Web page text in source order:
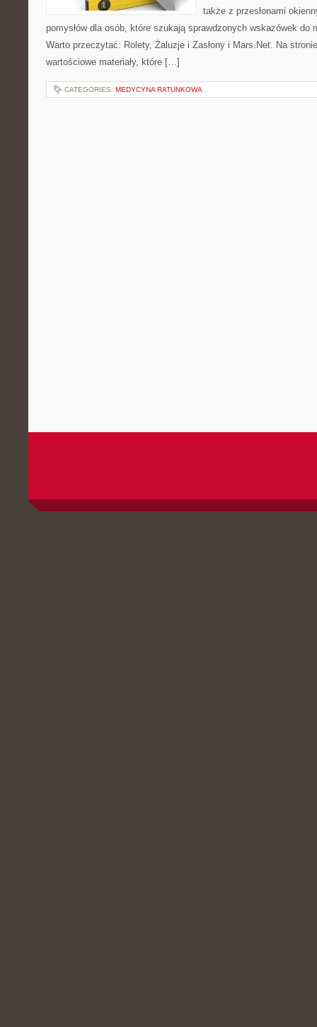
także z przesłonami
pomysłów dla osób, które szukają sprawdzonych wskazówek do
Warto przeczytać: Rolety, Żaluzje i Zasłony i Mars.Net. Na
wartościowe materiały, które […]
CATEGORIES: MEDYCYNA RATUNKOWA